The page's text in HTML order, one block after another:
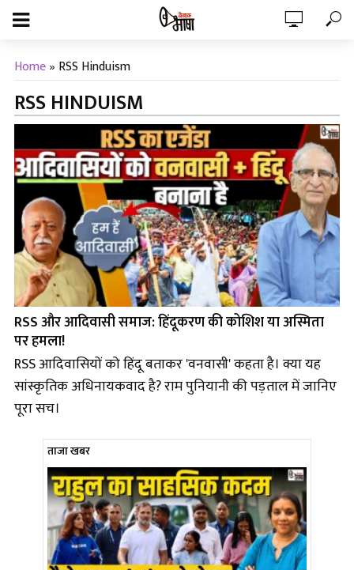
Home» RSS Hinduism
RSS HINDUISM
RSS और आदिवासी समाज: हिंदूकरण की कोशिश या अस्मिता
पर हमला!
RSS आदिवासियों को हिंदू बताकर 'वनवासी' कहता है। क्या यह
सांस्कृतिक अधिनायकवाद है? राम पुनियानी की पड़ताल में जानिए
पूरा सच।
ताजा खबर